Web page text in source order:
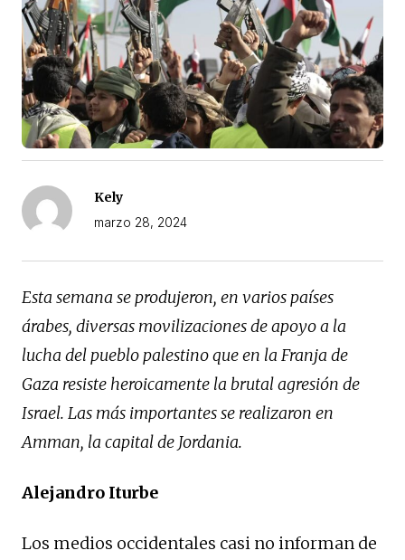
Kely
marzo 28, 2024
Esta semana se produjeron, en varios países
árabes, diversas movilizaciones de apoyo a la
lucha del pueblo palestino que en la Franja de
Gaza resiste heroicamente la brutal agresión de
Israel. Las más importantes se realizaron en
Amman, la capital de Jordania.
Alejandro Iturbe
Los medios occidentales casi no informan de